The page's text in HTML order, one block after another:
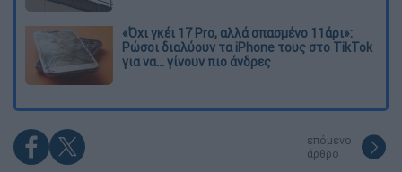
«Όχι γκέι 17 Pro, αλλά σπασμένο 11άρι»:
Ρώσοι διαλύουν τα iPhone τους στο TikTok
για να... γίνουν πιο άνδρες
επόμενο
άρθρο